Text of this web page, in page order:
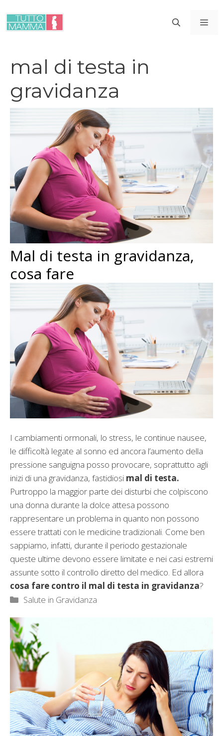
contenuto
mal di testa in
gravidanza
Mal di testa in gravidanza,
cosa fare
I cambiamenti ormonali, lo stress, le continue nausee,
le difficoltà legate al sonno ed ancora l’aumento della
pressione sanguigna posso provocare, soprattutto agli
inizi di una gravidanza, fastidiosi mal di testa.
Purtroppo la maggior parte dei disturbi che colpiscono
una donna durante la dolce attesa possono
rappresentare un problema in quanto non possono
essere trattati con le medicine tradizionali. Come ben
sappiamo, infatti, durante il periodo gestazionale
queste ultime devono essere limitate e nei casi estremi
assunte sotto il controllo diretto del medico. Ed allora
cosa fare contro il mal di testa in gravidanza?
Categorie
Salute in Gravidanza